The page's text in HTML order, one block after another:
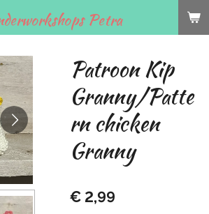
Petra
Patroon Kip
Granny/Patte
rn chicken
Granny
€ 2,99